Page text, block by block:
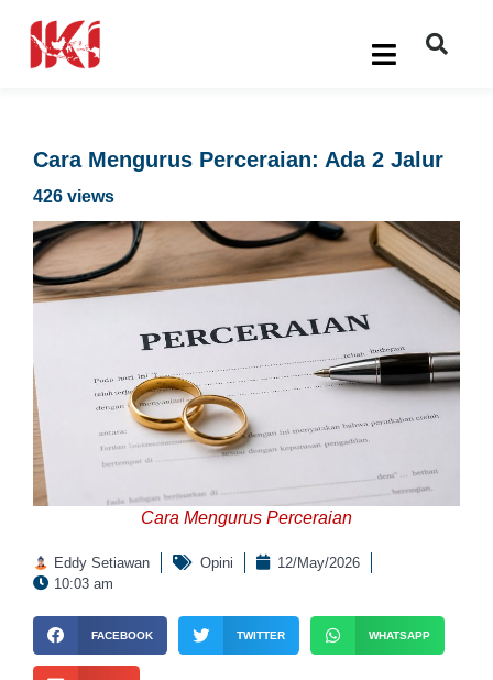
Cara Mengurus Perceraian: Ada 2 Jalur
426 views
Cara Mengurus Perceraian
Eddy Setiawan Opini
12/May/2026
10:03 am
FACEBOOK TWITTER WHATSAPP